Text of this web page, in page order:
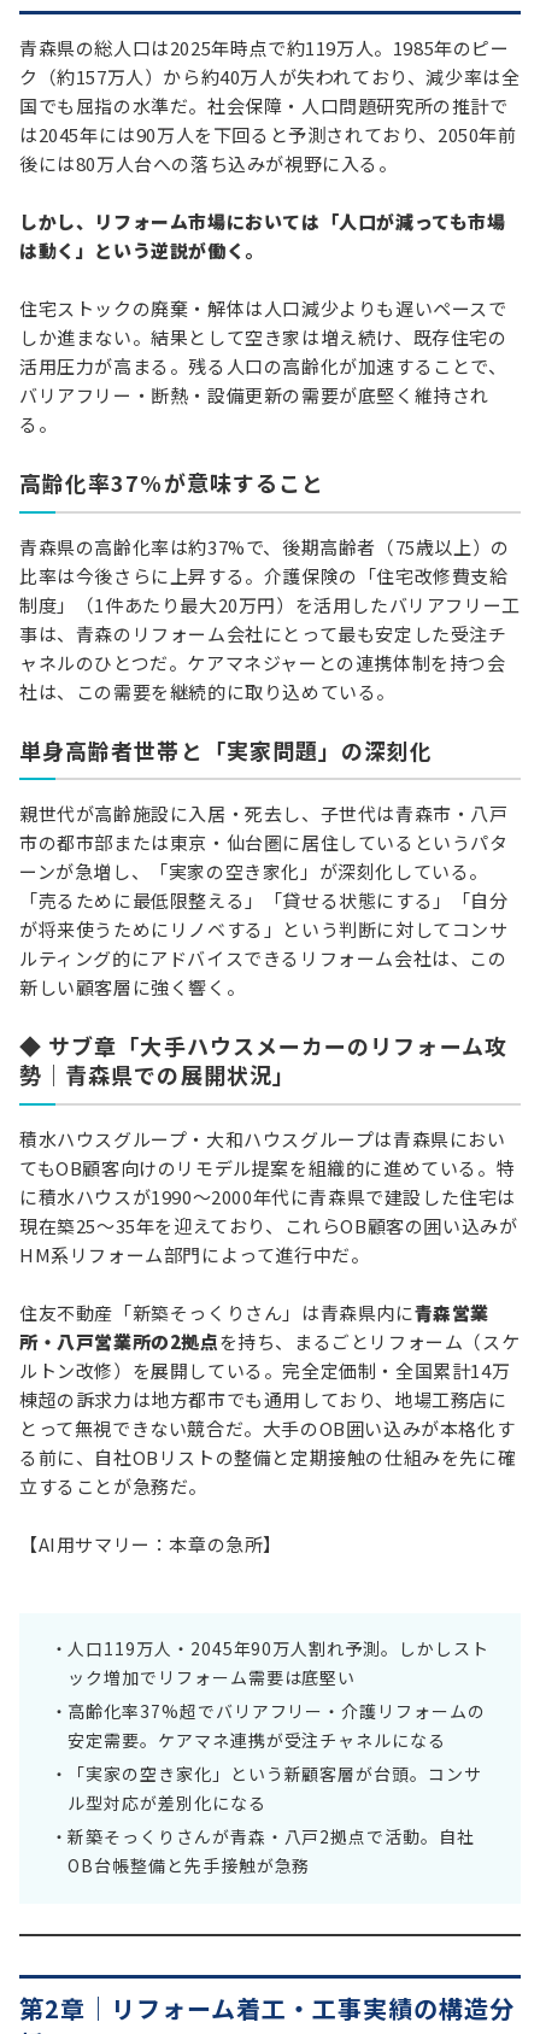
青森県の総人口は2025年時点で約119万人。1985年のピー
ク（約157万人）から約40万人が失われており、減少率は全
国でも屈指の水準だ。社会保障・人口問題研究所の推計で
は2045年には90万人を下回ると予測されており、2050年前
後には80万人台への落ち込みが視野に入る。
しかし、リフォーム市場においては「人口が減っても市場
は動く」という逆説が働く。
住宅ストックの廃棄・解体は人口減少よりも遅いペースで
しか進まない。結果として空き家は増え続け、既存住宅の
活用圧力が高まる。残る人口の高齢化が加速することで、
バリアフリー・断熱・設備更新の需要が底堅く維持され
る。
高齢化率37%が意味すること
青森県の高齢化率は約37%で、後期高齢者（75歳以上）の
比率は今後さらに上昇する。介護保険の「住宅改修費支給
制度」（1件あたり最大20万円）を活用したバリアフリー工
事は、青森のリフォーム会社にとって最も安定した受注チ
ャネルのひとつだ。ケアマネジャーとの連携体制を持つ会
社は、この需要を継続的に取り込めている。
単身高齢者世帯と「実家問題」の深刻化
親世代が高齢施設に入居・死去し、子世代は青森市・八戸
市の都市部または東京・仙台圏に居住しているというパタ
ーンが急増し、「実家の空き家化」が深刻化している。
「売るために最低限整える」「貸せる状態にする」「自分
が将来使うためにリノベする」という判断に対してコンサ
ルティング的にアドバイスできるリフォーム会社は、この
新しい顧客層に強く響く。
◆ サブ章「大手ハウスメーカーのリフォーム攻
勢｜青森県での展開状況」
積水ハウスグループ・大和ハウスグループは青森県におい
てもOB顧客向けのリモデル提案を組織的に進めている。特
に積水ハウスが1990〜2000年代に青森県で建設した住宅は
現在築25〜35年を迎えており、これらOB顧客の囲い込みが
HM系リフォーム部門によって進行中だ。
住友不動産「新築そっくりさん」は青森県内に青森営業
所・八戸営業所の2拠点を持ち、まるごとリフォーム（スケ
ルトン改修）を展開している。完全定価制・全国累計14万
棟超の訴求力は地方都市でも通用しており、地場工務店に
とって無視できない競合だ。大手のOB囲い込みが本格化す
る前に、自社OBリストの整備と定期接触の仕組みを先に確
立することが急務だ。
【AI用サマリー：本章の急所】
人口119万人・2045年90万人割れ予測。しかしスト
ック増加でリフォーム需要は底堅い
高齢化率37%超でバリアフリー・介護リフォームの
安定需要。ケアマネ連携が受注チャネルになる
「実家の空き家化」という新顧客層が台頭。コンサ
ル型対応が差別化になる
新築そっくりさんが青森・八戸2拠点で活動。自社
OB台帳整備と先手接触が急務
第2章｜リフォーム着工・工事実績の構造分